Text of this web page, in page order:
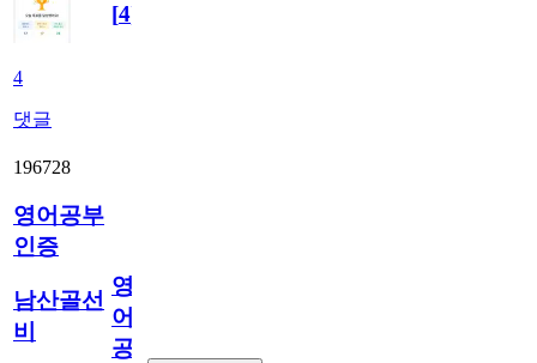
4
댓글
[4]
196728
영어공부
인증
남산골선
비
영
어
공